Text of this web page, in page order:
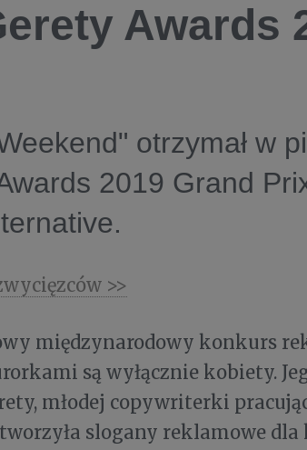
Awards
otrzymał w
2019 Grand
>>
międzynarodowy konkurs
są wyłącznie kobiety.
młodej copywriterki
slogany reklamowe dla